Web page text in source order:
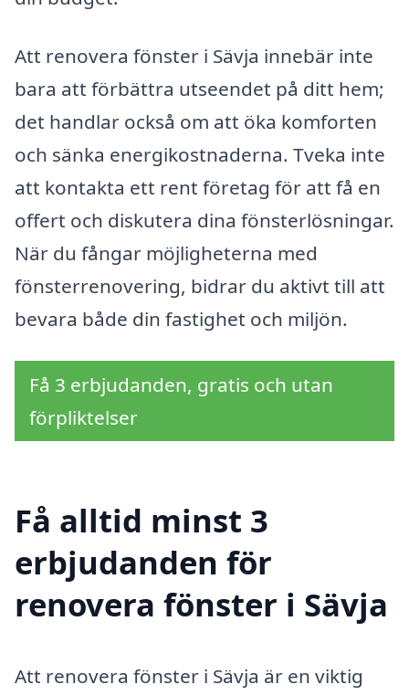
Att renovera fönster i Sävja innebär inte
bara att förbättra utseendet på ditt hem;
det handlar också om att öka komforten
och sänka energikostnaderna. Tveka inte
att kontakta ett rent företag för att få en
offert och diskutera dina fönsterlösningar.
När du fångar möjligheterna med
fönsterrenovering, bidrar du aktivt till att
bevara både din fastighet och miljön.
Få 3 erbjudanden, gratis och utan
förpliktelser
Få alltid minst 3
erbjudanden för
renovera fönster i Sävja
Att renovera fönster i Sävja är en viktig